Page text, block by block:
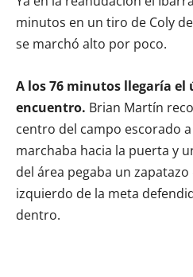
minutos en un tiro de Coly
se marchó alto por poco.
A los 76 minutos llegaría el
encuentro. Brian Martín
centro del campo escorado
marchaba hacia la puerta y
del área pegaba un
izquierdo de la meta
dentro.